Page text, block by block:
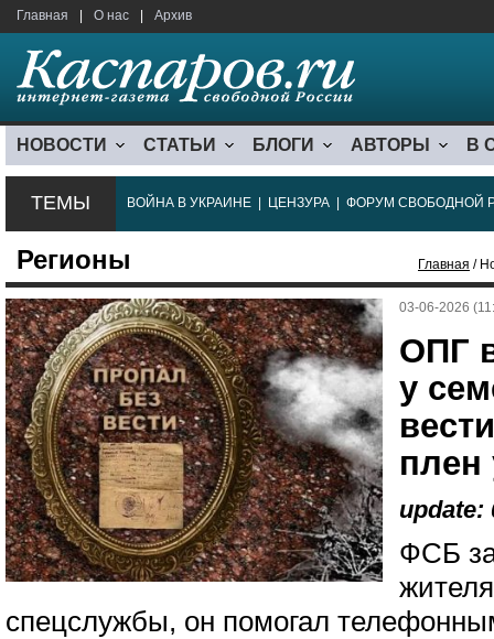
Главная О нас Архив
НОВОСТИ СТАТЬИ БЛОГИ АВТОРЫ В
ТЕМЫ ВОЙНА В УКРАИНЕ ЦЕНЗУРА ФОРУМ СВОБОДНОЙ
Регионы Главная /
03-06-2026
ОПГ
у
плен
update:
ФСБ
спецслужбы, он помогал